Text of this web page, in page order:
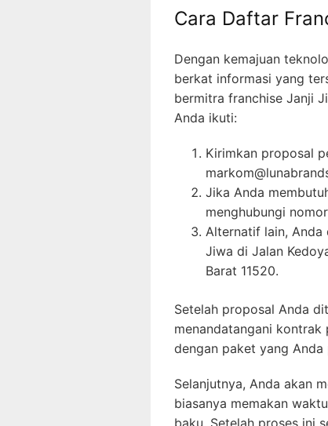
Cara Daftar
Dengan kemajuan
berkat informasi yang
bermitra franchise Janji
Anda ikuti:
Kirimkan proposal
Jika Anda
menghubungi
Alternatif lain, Anda
Jiwa di Jalan
Barat 11520.
Setelah proposal Anda
menandatangani kontrak
dengan paket yang Anda
Selanjutnya, Anda akan
biasanya memakan
baku. Setelah proses ini